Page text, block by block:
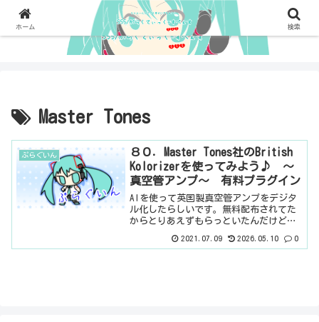
Master Tones
ぷらぐいん
８０．Master Tones社のBritish
Kolorizerを使ってみよう♪ ～
真空管アンプ～ 有料プラグイン
AIを使って英国製真空管アンプをデジタ
ル化したらしいです。無料配布されてた
からとりあえずもらっといたんだけど、
った。マジか・・・無料配布はもらっと
2021.07.09 2026.05.10 0
ホーム 検索